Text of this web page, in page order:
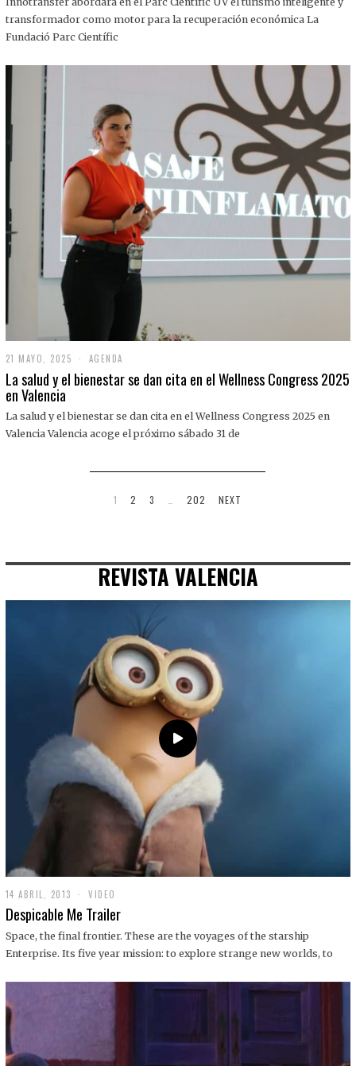
0
2
transformador como motor para la recuperación económica La
Fundació Parc Científic
21 MAYO, 2025
1
M
O
,
AGENDA
La salud y el bienestar se dan cita en el Wellness Congress 2025
en Valencia
La salud y el bienestar se dan cita en el Wellness Congress 2025 en
Valencia Valencia acoge el próximo sábado 31 de
1 2 3 202 NEXT
REVISTA VALENCIA
14 ABRIL, 2013
9
D
C
I
1
VIDEO
Despicable Me Trailer
Space, the final frontier. These are the voyages of the starship
Enterprise. Its five year mission: to explore strange new worlds, to